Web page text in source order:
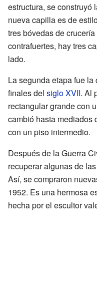
estructura, se construyó
nueva capilla es de
tres bóvedas de
contrafuertes, hay tres
lado.
La segunda etapa fue
finales del siglo XVII. Al
rectangular grande con
cambió hasta mediados
con un piso intermedio.
Después de la Guerra
recuperar algunas de
Así, se compraron
1952. Es una hermosa
hecha por el escultor